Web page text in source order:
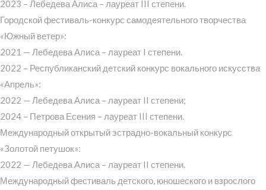
2023 – Лебедева Алиса – лауреат III степени.
Городской фестиваль-конкурс самодеятельного творчества
«Южный ветер»:
2021 — Лебедева Алиса – лауреат I степени.
2022 – Республиканский детский конкурс вокального искусства
«Апрель»:
2022 — Лебедева Алиса – лауреат II степени;
2024 – Петрова Есения – лауреат III степени.
Международный открытый эстрадно-вокальный конкурс
«Золотой петушок»:
2022 — Лебедева Алиса – лауреат II степени.
Международный фестиваль детского, юношеского и взрослого